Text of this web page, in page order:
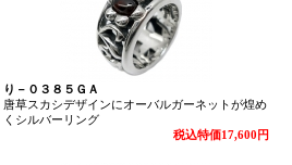
り－０３８５ＧＡ
唐草スカシデザインにオーバルガーネットが煌め
くシルバーリング
税込特価17,600円